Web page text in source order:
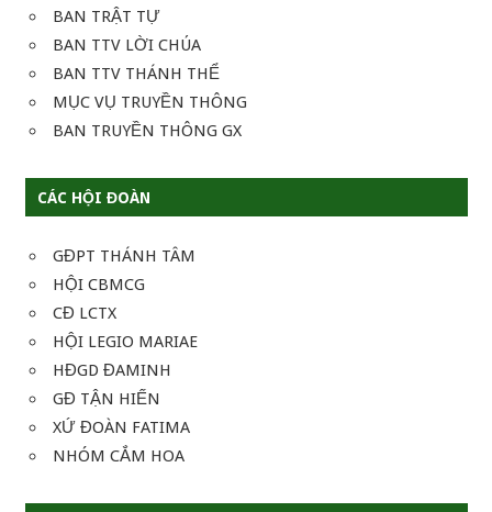
BAN TRẬT TỰ
BAN TTV LỜI CHÚA
BAN TTV THÁNH THỂ
MỤC VỤ TRUYỀN THÔNG
BAN TRUYỀN THÔNG GX
CÁC HỘI ĐOÀN
GĐPT THÁNH TÂM
HỘI CBMCG
CĐ LCTX
HỘI LEGIO MARIAE
HĐGD ĐAMINH
GĐ TẬN HIẾN
XỨ ĐOÀN FATIMA
NHÓM CẮM HOA